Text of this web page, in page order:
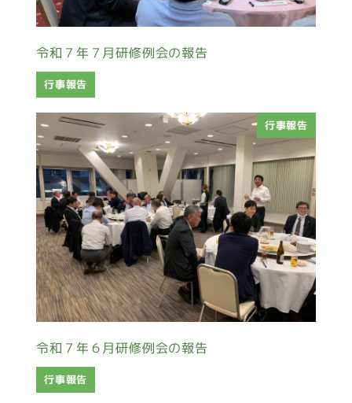
令和７年７月研修例会の報告
行事報告
行事報告
令和７年６月研修例会の報告
行事報告